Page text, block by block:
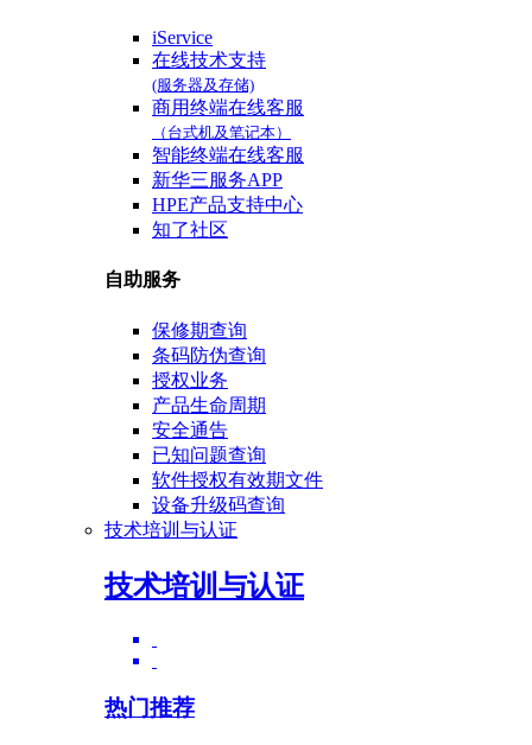
iService
在线技术支持
(服务器及存储)
商用终端在线客服
（台式机及笔记本）
智能终端在线客服
新华三服务APP
HPE产品支持中心
知了社区
自助服务
保修期查询
条码防伪查询
授权业务
产品生命周期
安全通告
已知问题查询
软件授权有效期文件
设备升级码查询
技术培训与认证
技术培训与认证
热门推荐